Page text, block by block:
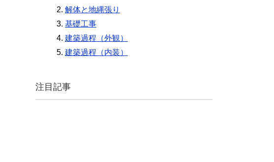
解体と地縄張り
基礎工事
建築過程（外観）
建築過程（内装）
注目記事